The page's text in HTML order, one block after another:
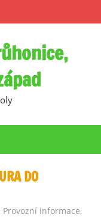
DO
Provozní informace,